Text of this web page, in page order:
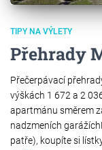
TIPY NA VÝLETY
Přehrady
Přečerpávací
výškách 1 672 a 2
apartmánu směrem
nadzmeních
patře), koupíte si